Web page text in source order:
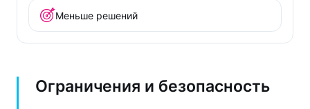
Меньше решений
Ограничения и безопасность